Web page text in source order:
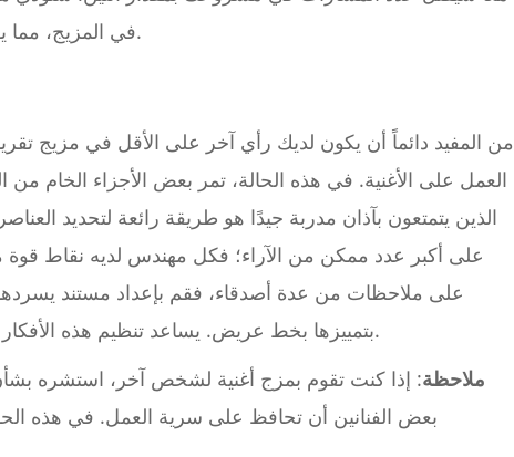
في المزيج، مما يؤدي إلى تنظيم أفضل واستخدام أقل لوحدة المعالجة المركزية.
من المفيد دائماً أن يكون لديك رأي آخر على الأقل في مزيج
العمل على الأغنية. في هذه الحالة، تمر بعض الأجزاء الخام
الذين يتمتعون بآذان مدربة جيدًا هو طريقة رائعة لتحديد
على أكبر عدد ممكن من الآراء؛ فكل مهندس لديه نقاط
على ملاحظات من عدة أصدقاء، فقم بإعداد مستند
بتمييزها بخط عريض. يساعد تنظيم هذه الأفكار كتابةً على تحسين سير العمل من خلال خارطة طريق لمزيجك.
ملاحظة: إذا كنت تقوم بمزج أغنية لشخص آخر، استشره
بعض الفنانين أن تحافظ على سرية العمل. في هذه